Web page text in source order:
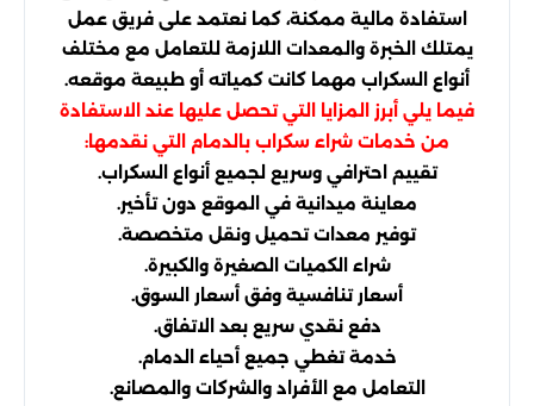
استفادة مالية ممكنة، كما نعتمد على فريق عمل
يمتلك الخبرة والمعدات اللازمة للتعامل مع مختلف
أنواع السكراب مهما كانت كمياته أو طبيعة موقعه.
فيما يلي أبرز المزايا التي تحصل عليها عند الاستفادة
من خدمات شراء سكراب بالدمام التي نقدمها:
تقييم احترافي وسريع لجميع أنواع السكراب.
معاينة ميدانية في الموقع دون تأخير.
توفير معدات تحميل ونقل متخصصة.
شراء الكميات الصغيرة والكبيرة.
أسعار تنافسية وفق أسعار السوق.
دفع نقدي سريع بعد الاتفاق.
خدمة تغطي جميع أحياء الدمام.
التعامل مع الأفراد والشركات والمصانع.